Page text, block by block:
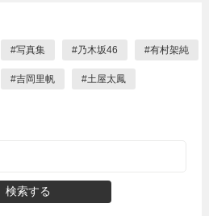
#写真集 #乃木坂46 #有村架純
#吉岡里帆 #土屋太鳳
検索する